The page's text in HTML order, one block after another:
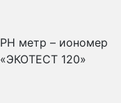
РН метр – иономер
«ЭКОТЕСТ 120»